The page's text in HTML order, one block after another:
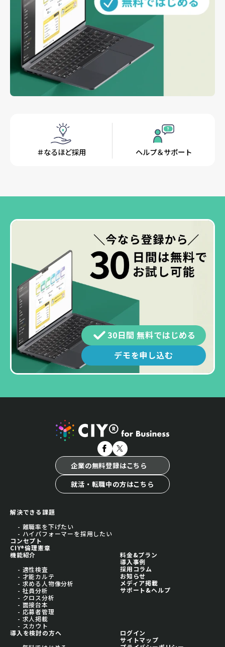
＃なるほど採用 ヘルプ＆サポート
30日間 無料ではじめる
デモを申し込む
企業の無料登録はこちら
就活・転職中の方はこちら
解決できる課題
- 離職率を下げたい
- ハイパフォーマーを採用したい
コンセプト
CIY®倫理憲章
機能紹介
- 適性検査
- 才能カルテ
- 求める人物像分析
- 社員分析
- クロス分析
- 面接台本
- 応募者管理
- 求人掲載
- スカウト
料金&プラン
導入事例
採用コラム
お知らせ
メディア掲載
サポート&ヘルプ
導入を検討の方へ
ログイン
サイトマップ